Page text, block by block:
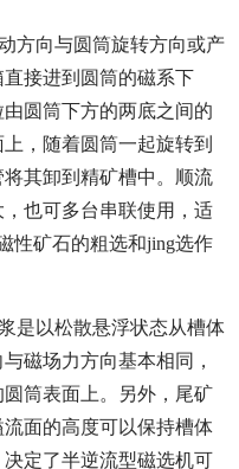
方向与圆筒旋转方向或产
接进到圆筒的磁系下
圆筒下方的两底之间的
，随着圆筒一起旋转到
其卸到精矿槽中。顺流
也可多台串联使用，适
性矿石的粗选和jing选作
是以松散悬浮状态从槽体
磁场力方向基本相同，
筒表面上。另外，尾矿
面的高度可以保持槽体
定了半逆流型磁选机可